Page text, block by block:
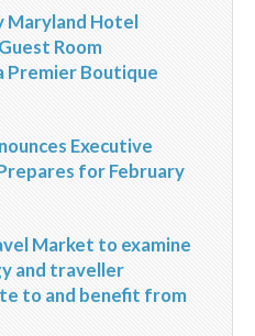
Maryland Hotel
Room
Premier Boutique
Executive
for February
Market to examine
and traveller
to and benefit from